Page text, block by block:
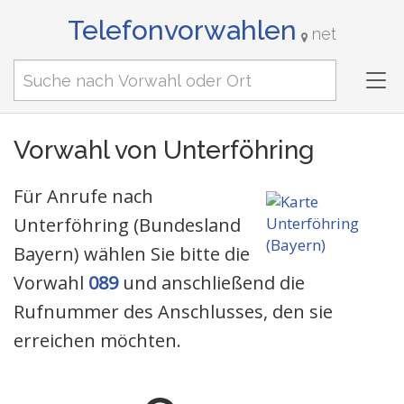
Telefonvorwahlen net
Vorwahl von Unterföhring
Für Anrufe nach
Unterföhring (Bundesland
Bayern) wählen Sie bitte die
Vorwahl 089und anschließend die
Rufnummer des Anschlusses, den sie
erreichen möchten.